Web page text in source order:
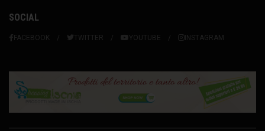
SOCIAL
FACEBOOK TWITTER YOUTUBE INSTAGRAM